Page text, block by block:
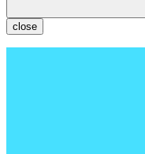
close